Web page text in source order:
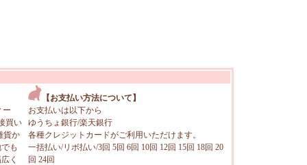
ー
買い
貨か
も
く
【お支払い方法について】
お支払いは以下から
ゆうちょ銀行/楽天銀行
各種クレジットカードがご利用いただけます。
一括払い/リボ払い/3回 5回 6回 10回 12回 15回 18回 20
回 24回